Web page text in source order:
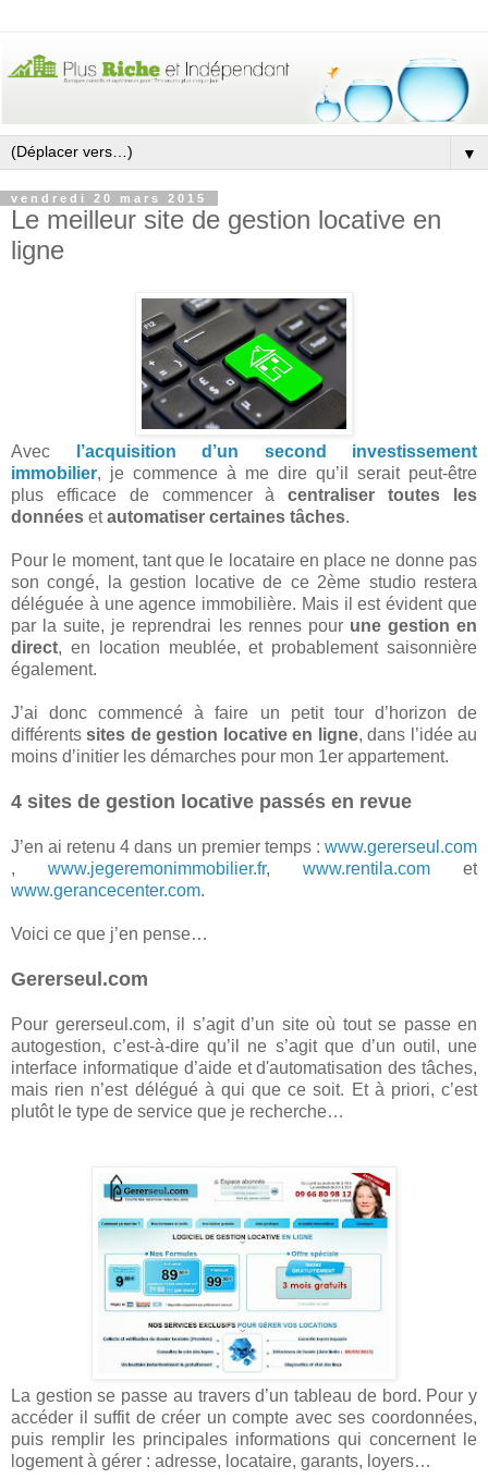
▼
vendredi 20 mars 2015
Le meilleur site de gestion locative en
ligne
Avec
l’acquisition d’un second investissement
immobilier, je commence à me dire qu’il serait peut-être
plus efficace de commencer àcentraliser toutes les
données etautomatiser certaines tâches.
Pour le moment, tant que le locataire en place ne donne pas
son congé, la gestion locative de ce 2ème studio restera
déléguée à une agence immobilière. Mais il est évident que
par la suite, je reprendrai les rennes pour une gestion en
direct, en location meublée, et probablement saisonnière
également.
J’ai donc commencé à faire un petit tour d’horizon de
différentssites de gestion locative en ligne, dans l’idée au
moins d’initier les démarches pour mon 1er appartement.
4 sites de gestion locative passés en revue
J’en ai retenu 4 dans un premier temps : www.gererseul.com
, www.jegeremonimmobilier.fr, www.rentila.com et
www.gerancecenter.com.
Voici ce que j’en pense…
Gererseul.com
Pour gererseul.com, il s’agit d’un site où tout se passe en
autogestion, c’est-à-dire qu’il ne s’agit que d’un outil, une
interface informatique d’aide et d'automatisation des tâches,
mais rien n’est délégué à qui que ce soit. Et à priori, c’est
plutôt le type de service que je recherche…
La gestion se passe au travers d’un tableau de bord. Pour y
accéder il suffit de créer un compte avec ses coordonnées,
puis remplir les principales informations qui concernent le
logement à gérer : adresse, locataire, garants, loyers…